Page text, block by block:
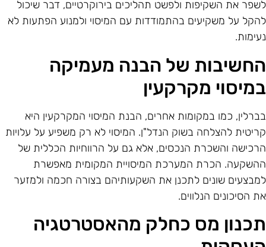
את השקיפות ולפשט תהליכים בירוקרטיים, דבר שיכול
על משקיעים בהתמודדות עם המיסוי ולמנוע הפתעות לא
של הבנה מעמיקה
מקרקעין
כמו במקומות אחרים, הבנת המיסוי המקרקעין היא
להצלחה בשוק הנדל"ן. המיסוי לא רק משפיע על עלויות
והשכרת הנכסים, אלא גם על הרווחיות הכללית של
הכרת המערכת המיסויית המקומית מאפשרת
שונים לתכנן את השקעותיהם בצורה חכמה ולמזער
הסיכונים הנלווים.
מס כחלק מהאסטרטגיה